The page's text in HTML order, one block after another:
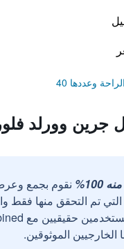
وعددها 40
جرين وورلد
100%
نقوم بجمع
تم التحقق منها فقط
الخارجيين الموثوقين.